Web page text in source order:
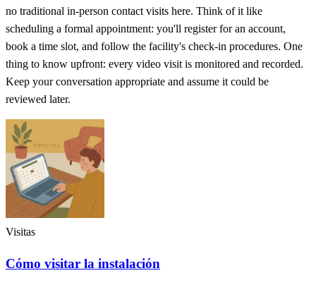
no traditional in-person contact visits here. Think of it like
scheduling a formal appointment: you'll register for an account,
book a time slot, and follow the facility's check-in procedures. One
thing to know upfront: every video visit is monitored and recorded.
Keep your conversation appropriate and assume it could be
reviewed later.
Visitas
Cómo visitar la instalación